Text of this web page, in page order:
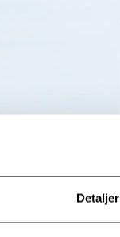
Detaljer